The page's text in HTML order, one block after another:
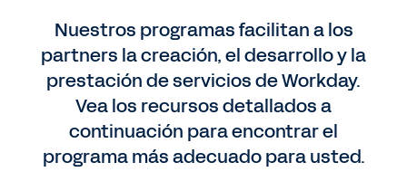
Nuestros programas facilitan a los
partners la creación, el desarrollo y la
prestación de servicios de Workday.
Vea los recursos detallados a
continuación para encontrar el
programa más adecuado para usted.